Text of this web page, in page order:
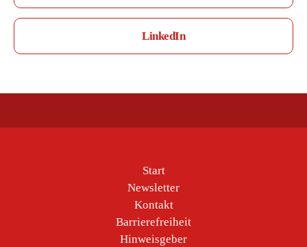
LinkedIn
Start
Newsletter
Kontakt
Barrierefreiheit
Hinweisgeber